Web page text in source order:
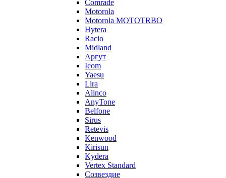
Comrade
Motorola
Motorola MOTOTRBO
Hytera
Racio
Midland
Аргут
Icom
Yaesu
Lira
Alinco
AnyTone
Belfone
Sirus
Retevis
Kenwood
Kirisun
Kydera
Vertex Standard
Созвездие